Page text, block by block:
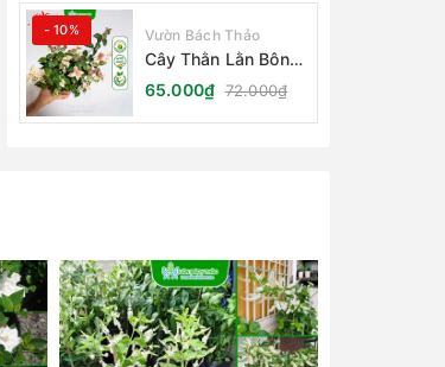
- 10% Vườn Bách Thảo
Cây Thằn Lằn Bông
(Vảy Ốc Cẩm Thạch)
65.000₫ 72.000₫